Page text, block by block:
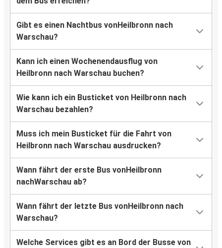
Gibt es einen Nachtbus vonHeilbronn nach
Warschau?
Kann ich einen Wochenendausflug von
Heilbronn nach Warschau buchen?
Wie kann ich ein Busticket von Heilbronn nach
Warschau bezahlen?
Muss ich mein Busticket für die Fahrt von
Heilbronn nach Warschau ausdrucken?
Wann fährt der erste Bus vonHeilbronn
nachWarschau ab?
Wann fährt der letzte Bus vonHeilbronn nach
Warschau?
Welche Services gibt es an Bord der Busse von